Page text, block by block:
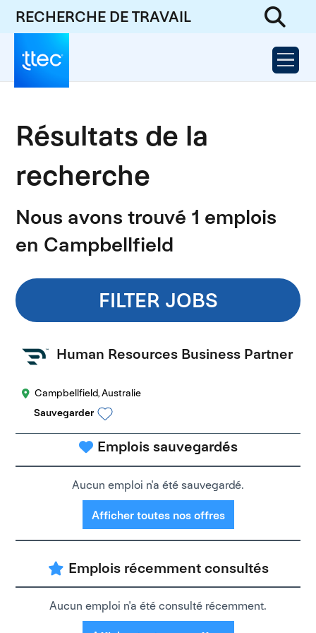
RECHERCHE DE TRAVAIL
Résultats de la
recherche
Nous avons trouvé 1 emplois
en Campbellfield
FILTER JOBS
Human Resources Business Partner
Campbellfield, Australie
Sauvegarder
Emplois sauvegardés
Aucun emploi n'a été sauvegardé.
Afficher toutes nos offres
Emplois récemment consultés
Aucun emploi n'a été consulté récemment.